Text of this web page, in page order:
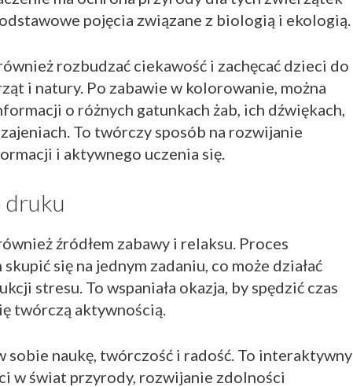
pojęcia związane z biologią i ekologią.
rozbudzać ciekawość i zachęcać dzieci do
i natury. Po zabawie w kolorowanie, można
o różnych gatunkach żab, ich dźwiękach,
To twórczy sposób na rozwijanie
i aktywnego uczenia się.
druku
źródłem zabawy i relaksu. Proces
się na jednym zadaniu, co może działać
stresu. To wspaniała okazja, by spędzić czas
twórczą aktywnością.
sobie naukę, twórczość i radość. To interaktywny
w świat przyrody, rozwijanie zdolności